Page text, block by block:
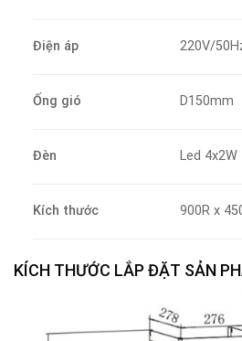
Điện áp 220V/
Ống gió D150mm
Đèn Led 4x2W
Kích thước 900R x
KÍCH THƯỚC LẮP ĐẶT SẢN